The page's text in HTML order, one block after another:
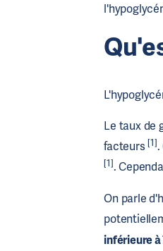
Le taux de
facteurs[1].
[1].
On parle
inférieure à